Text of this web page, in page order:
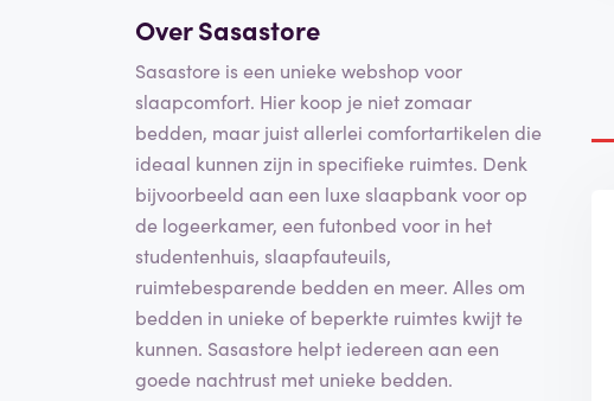
Over Sasastore
Sasastore is een unieke webshop voor
slaapcomfort. Hier koop je niet zomaar
bedden, maar juist allerlei comfortartikelen die
ideaal kunnen zijn in specifieke ruimtes. Denk
bijvoorbeeld aan een luxe slaapbank voor op
de logeerkamer, een futonbed voor in het
studentenhuis, slaapfauteuils,
ruimtebesparende bedden en meer. Alles om
bedden in unieke of beperkte ruimtes kwijt te
kunnen. Sasastore helpt iedereen aan een
goede nachtrust met unieke bedden.